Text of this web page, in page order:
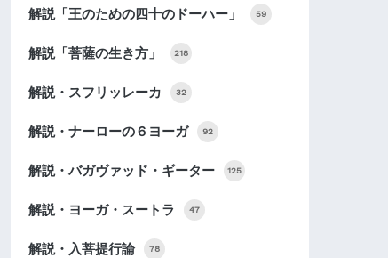
解説「王のための四十のドーハー」 59
解説「菩薩の生き方」 218
解説・スフリッレーカ 32
解説・ナーローの６ヨーガ 92
解説・バガヴァッド・ギーター 125
解説・ヨーガ・スートラ 47
解説・入菩提行論 78